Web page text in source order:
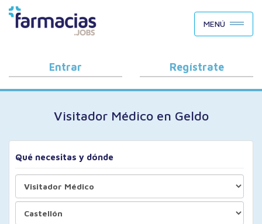
BUSCAR CANDIDATOS
OFERTAS DE EMPLEO
COMO FUNCIONA
PORQUÉ FARMACIAS.JOBS
MENÚ
Entrar Regístrate
Visitador Médico en Geldo
Qué necesitas y dónde